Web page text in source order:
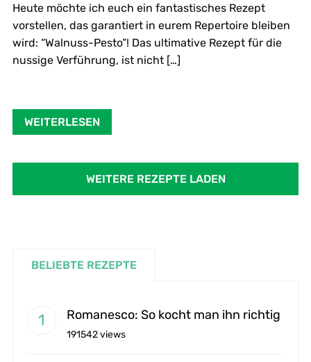
Heute möchte ich euch ein fantastisches Rezept
vorstellen, das garantiert in eurem Repertoire bleiben
wird: “Walnuss-Pesto”! Das ultimative Rezept für die
nussige Verführung, ist nicht […]
WEITERLESEN
WEITERE REZEPTE LADEN
BELIEBTE REZEPTE
Romanesco: So kocht man ihn richtig
191542 views